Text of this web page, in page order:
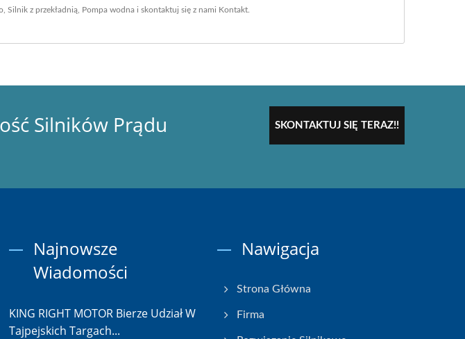
Silnik z przekładnią Pompa wodna i skontaktuj się z nami Kontakt
Silników Prądu
SKONTAKTUJ SIĘ TERAZ!!
Najnowsze
Wiadomości
KING RIGHT MOTOR Bierze Udział W
Tajpejskich Targach...
Nawigacja
Strona Główna
Firma